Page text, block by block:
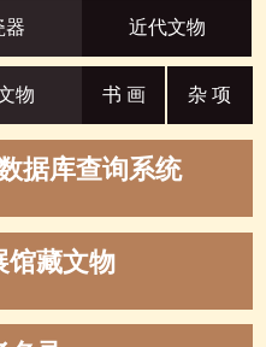
器 近代文物
物 书 画 杂 项
据库查询系统
馆藏文物